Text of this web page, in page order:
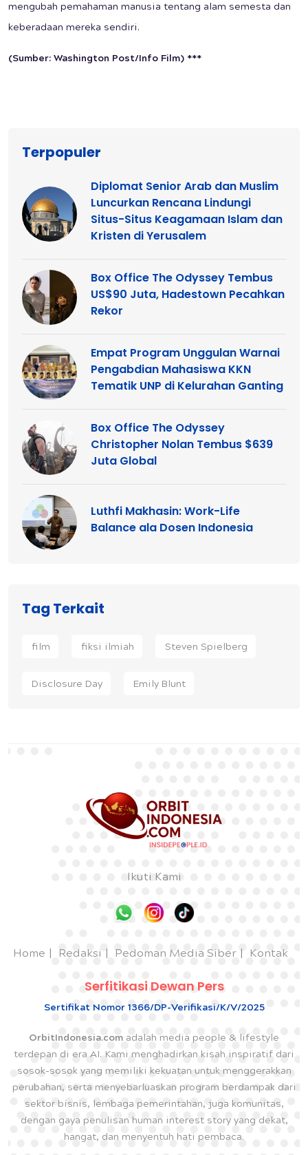
mengubah pemahaman manusia tentang alam semesta dan
keberadaan mereka sendiri.
(Sumber: Washington Post/Info Film) ***
Terpopuler
Diplomat Senior Arab dan Muslim
Luncurkan Rencana Lindungi
Situs-Situs Keagamaan Islam dan
Kristen di Yerusalem
Box Office The Odyssey Tembus
US$90 Juta, Hadestown Pecahkan
Rekor
Empat Program Unggulan Warnai
Pengabdian Mahasiswa KKN
Tematik UNP di Kelurahan Ganting
Box Office The Odyssey
Christopher Nolan Tembus $639
Juta Global
Luthfi Makhasin: Work-Life
Balance ala Dosen Indonesia
Tag Terkait
film fiksi ilmiah Steven Spielberg
Disclosure Day Emily Blunt
Ikuti Kami
Home Redaksi Pedoman Media Siber Kontak
Serfitikasi Dewan Pers
Sertifikat Nomor 1366/DP-Verifikasi/K/V/2025
OrbitIndonesia.com adalah media people & lifestyle
terdepan di era AI. Kami menghadirkan kisah inspiratif dari
sosok-sosok yang memiliki kekuatan untuk menggerakkan
perubahan, serta menyebarluaskan program berdampak dari
sektor bisnis, lembaga pemerintahan, juga komunitas,
dengan gaya penulisan human interest story yang dekat,
hangat, dan menyentuh hati pembaca.